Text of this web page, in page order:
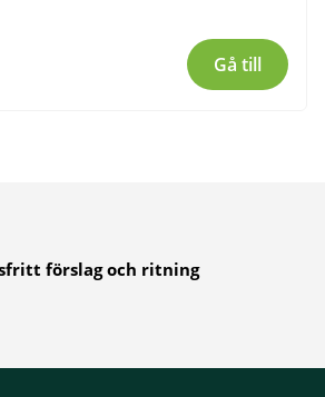
Gå till
förslag och ritning